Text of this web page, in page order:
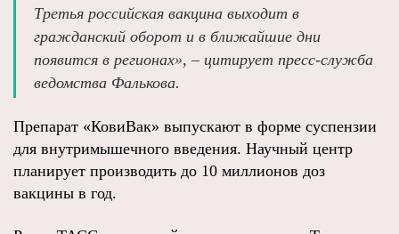
Третья российская вакцина выходит в
гражданский оборот и в ближайшие дни
появится в регионах», – цитирует пресс-служба
ведомства Фалькова.
Препарат «КовиВак» выпускают в форме суспензии
для внутримышечного введения. Научный центр
планирует производить до 10 миллионов доз
вакцины в год.